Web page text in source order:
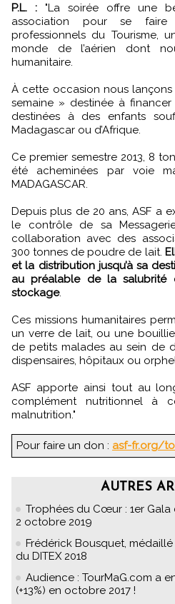
P.L. : "La soirée offre une
association pour se faire
professionnels du Tourisme,
monde de l’aérien dont
humanitaire.
À cette occasion nous
semaine » destinée à
destinées à des enfants
Madagascar ou d’Afrique.
Ce premier semestre 2013, 8
été acheminées par voie
MADAGASCAR.
Depuis plus de 20 ans, ASF a
le contrôle de sa
collaboration avec des
300 tonnes de poudre de lait.
et la distribution jusqu’à sa
au préalable de la salubrité
stockage.
Ces missions humanitaires
un verre de lait, ou une
de petits malades au sein de
dispensaires, hôpitaux ou
ASF apporte ainsi tout au
complément nutritionnel à
malnutrition."
Pour faire un don : asf-fr.org/
AUTRES
Trophées du Cœur : 1er Gala
2 octobre 2019
Frédérick Bousquet,
du DITEX 2018
Audience : TourMaG.com a
(+13%) en octobre 2017 !